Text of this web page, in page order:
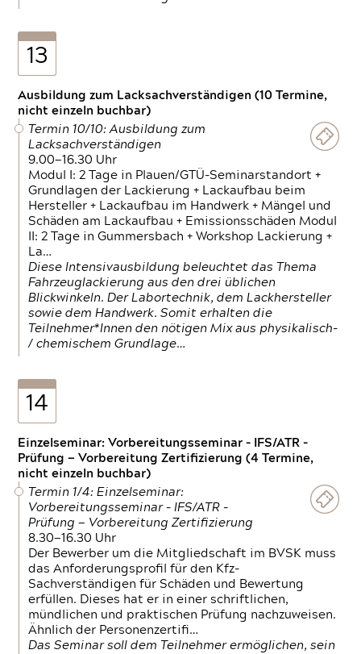
13
Ausbildung zum Lacksachverständigen (10 Termine,
nicht einzeln buchbar)
Termin 10/10: Ausbildung zum
Lacksachverständigen
9.00—16.30 Uhr
Modul I: 2 Tage in Plauen/GTÜ-Seminarstandort +
Grundlagen der Lackierung + Lackaufbau beim
Hersteller + Lackaufbau im Handwerk + Mängel und
Schäden am Lackaufbau + Emissionsschäden Modul
II: 2 Tage in Gummersbach + Workshop Lackierung +
La…
Diese Intensivausbildung beleuchtet das Thema
Fahrzeuglackierung aus den drei üblichen
Blickwinkeln. Der Labortechnik, dem Lackhersteller
sowie dem Handwerk. Somit erhalten die
Teilnehmer*Innen den nötigen Mix aus physikalisch-
/ chemischem Grundlage…
14
Einzelseminar: Vorbereitungsseminar - IFS/ATR -
Prüfung — Vorbereitung Zertifizierung (4 Termine,
nicht einzeln buchbar)
Termin 1/4: Einzelseminar:
Vorbereitungsseminar - IFS/ATR -
Prüfung — Vorbereitung Zertifizierung
8.30—16.30 Uhr
Der Bewerber um die Mitgliedschaft im BVSK muss
das Anforderungsprofil für den Kfz-
Sachverständigen für Schäden und Bewertung
erfüllen. Dieses hat er in einer schriftlichen,
mündlichen und praktischen Prüfung nachzuweisen.
Ähnlich der Personenzertifi…
Das Seminar soll dem Teilnehmer ermöglichen, sein